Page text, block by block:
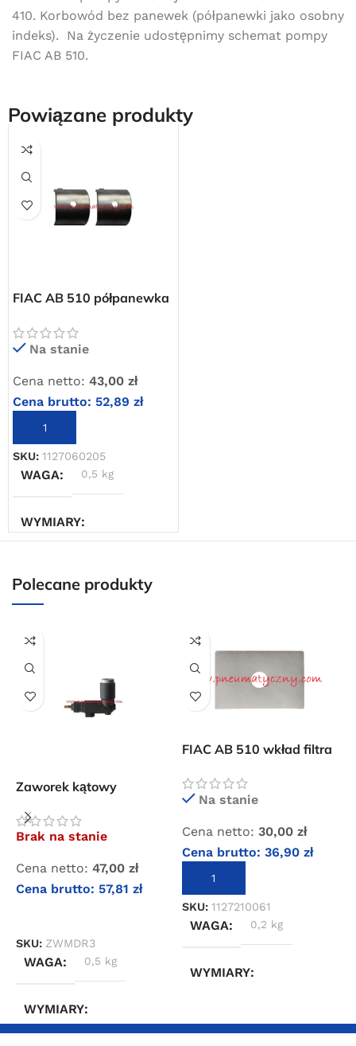
410. Korbowód bez panewek (półpanewki jako osobny
indeks). Na życzenie udostępnimy schemat pompy
FIAC AB 510.
Powiązane produkty
FIAC AB 510 półpanewka
Na stanie
Cena netto: 43,00 zł
Cena brutto: 52,89 zł
DODAJ DO KOSZYKA
SKU: 1127060205
WAGA 0,5 kg
WYMIARY
Polecane produkty
Zaworek kątowy
Brak na stanie
Cena netto: 47,00 zł
Cena brutto: 57,81 zł
SKU: ZWMDR3
WAGA 0,5 kg
WYMIARY
FIAC AB 510 wkład filtra
Na stanie
Cena netto: 30,00 zł
Cena brutto: 36,90 zł
DODAJ DO KOSZYKA
SKU: 1127210061
WAGA 0,2 kg
WYMIARY
internetowym o wartości minimum 80,00 zł brutto.
Powered by Convert Plus